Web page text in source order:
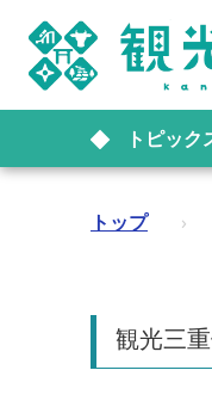
トピック
トップ ›
観光三